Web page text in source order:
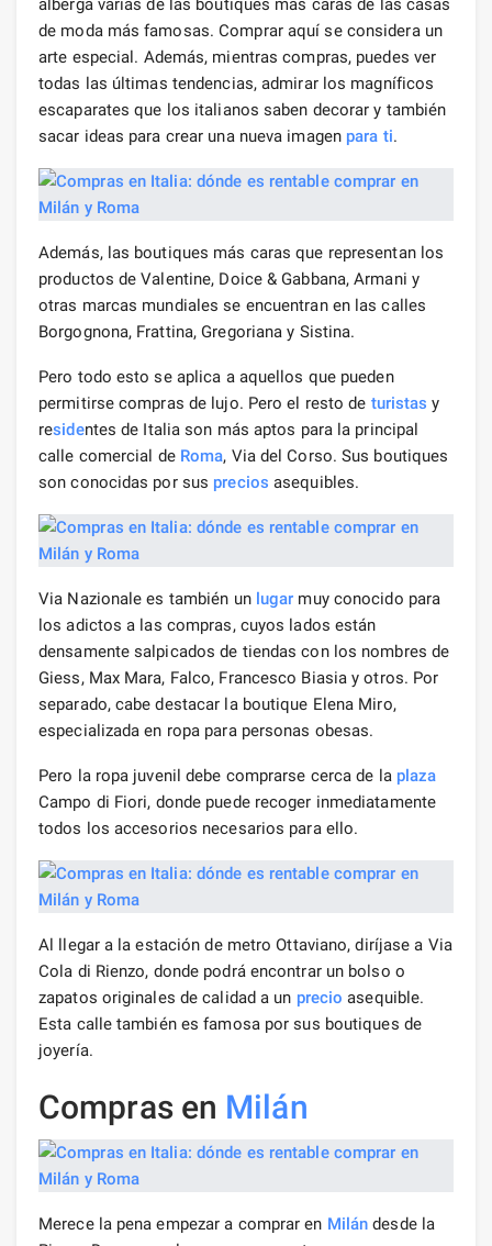
alberga varias de las boutiques más caras de las casas
de moda más famosas. Comprar aquí se considera un
arte especial. Además, mientras compras, puedes ver
todas las últimas tendencias, admirar los magníficos
escaparates que los italianos saben decorar y también
sacar ideas para crear una nueva imagen para ti.
Además, las boutiques más caras que representan los
productos de Valentine, Doice & Gabbana, Armani y
otras marcas mundiales se encuentran en las calles
Borgognona, Frattina, Gregoriana y Sistina.
Pero todo esto se aplica a aquellos que pueden
permitirse compras de lujo. Pero el resto de turistas y
residentes de Italia son más aptos para la principal
calle comercial de Roma, Via del Corso. Sus boutiques
son conocidas por sus precios asequibles.
Via Nazionale es también un lugar muy conocido para
los adictos a las compras, cuyos lados están
densamente salpicados de tiendas con los nombres de
Giess, Max Mara, Falco, Francesco Biasia y otros. Por
separado, cabe destacar la boutique Elena Miro,
especializada en ropa para personas obesas.
Pero la ropa juvenil debe comprarse cerca de la plaza
Campo di Fiori, donde puede recoger inmediatamente
todos los accesorios necesarios para ello.
Al llegar a la estación de metro Ottaviano, diríjase a Via
Cola di Rienzo, donde podrá encontrar un bolso o
zapatos originales de calidad a un precio asequible.
Esta calle también es famosa por sus boutiques de
joyería.
Compras en Milán
Merece la pena empezar a comprar en Milán desde la